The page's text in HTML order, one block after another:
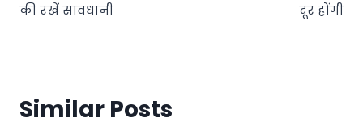
की रखें सावधानी
दूर होंगी
Similar Posts